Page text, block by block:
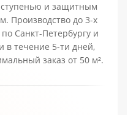
и защитным
Производство до 3-х
Санкт-Петербургу и
в течение 5-ти дней,
заказ от 50 м².